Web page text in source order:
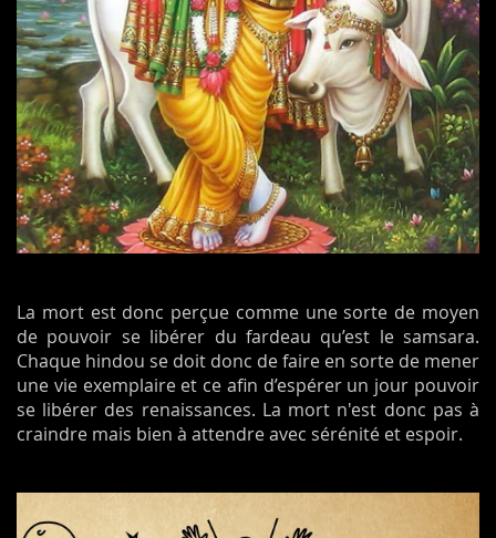
La mort est donc perçue comme une sorte de moyen
de pouvoir se libérer du fardeau qu’est le samsara.
Chaque hindou se doit donc de faire en sorte de mener
une vie exemplaire et ce afin d’espérer un jour pouvoir
se libérer des renaissances. La mort n'est donc pas à
craindre mais bien à attendre avec sérénité et espoir.